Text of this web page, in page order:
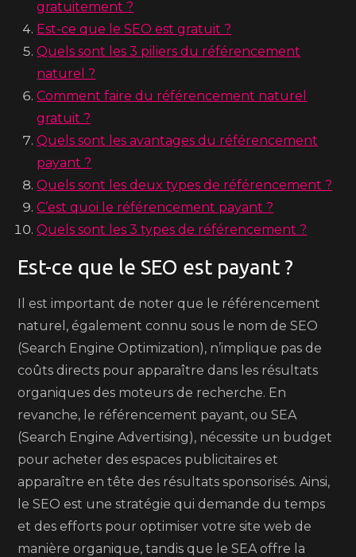
gratuitement ?
Est-ce que le SEO est gratuit ?
Quels sont les 3 piliers du référencement
naturel ?
Comment faire du référencement naturel
gratuit ?
Quels sont les avantages du référencement
payant ?
Quels sont les deux types de référencement ?
C’est quoi le référencement payant ?
Quels sont les 3 types de référencement ?
Est-ce que le SEO est payant ?
Il est important de noter que le référencement
naturel, également connu sous le nom de SEO
(Search Engine Optimization), n’implique pas de
coûts directs pour apparaître dans les résultats
organiques des moteurs de recherche. En
revanche, le référencement payant, ou SEA
(Search Engine Advertising), nécessite un budget
pour acheter des espaces publicitaires et
apparaître en tête des résultats sponsorisés. Ainsi,
le SEO est une stratégie qui demande du temps
et des efforts pour optimiser votre site web de
manière organique, tandis que le SEA offre la